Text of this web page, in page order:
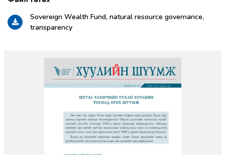
Sovereign Wealth Fund, natural resource governance,
transparency